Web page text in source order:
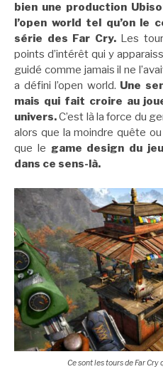
bien une production
l’open world tel qu’on le
série des Far Cry. Les
points d’intérêt qui y
guidé comme jamais il ne
a défini l’open world. Une
mais qui fait croire au
univers.C’est là la force du
alors que la moindre quête
que le game design du
dans ce sens-là.
Ce sont les tours de Far